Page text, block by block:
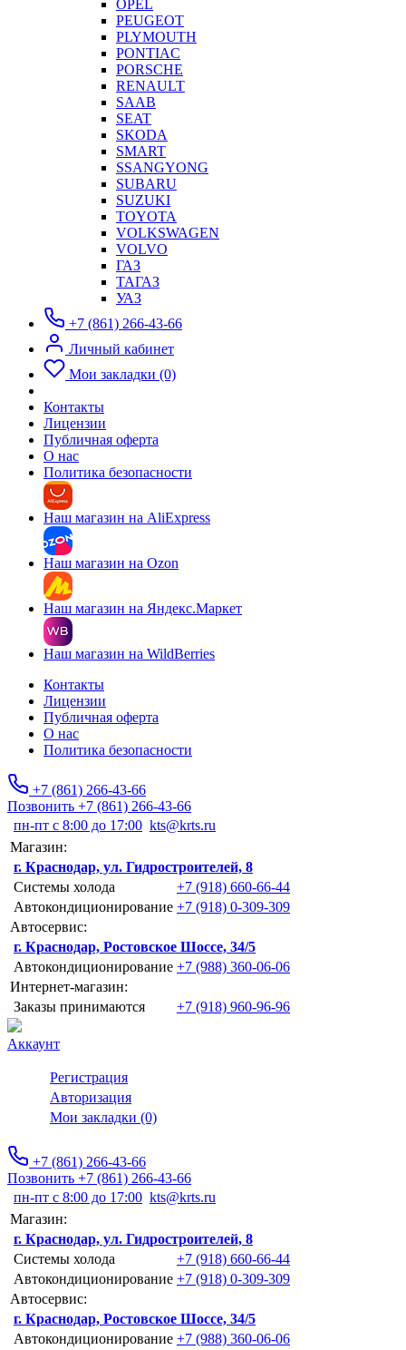
OPEL
PEUGEOT
PLYMOUTH
PONTIAC
PORSCHE
RENAULT
SAAB
SEAT
SKODA
SMART
SSANGYONG
SUBARU
SUZUKI
TOYOTA
VOLKSWAGEN
VOLVO
ГАЗ
ТАГАЗ
УАЗ
+7 (861) 266-43-66
Личный кабинет
Мои закладки (0)
Контакты
Лицензии
Публичная оферта
О нас
Политика безопасности
Наш магазин на AliExpress
Наш магазин на Ozon
Наш магазин на Яндекс.Маркет
Наш магазин на WildBerries
Контакты
Лицензии
Публичная оферта
О нас
Политика безопасности
+7 (861) 266-43-66
Позвонить +7 (861) 266-43-66
пн-пт с 8:00 до 17:00 kts@krts.ru
Магазин:
г. Краснодар, ул. Гидростроителей, 8
Системы холода
+7 (918) 660-66-44
Автокондиционирование +7 (918) 0-309-309
Автосервис:
г. Краснодар, Ростовское Шоссе, 34/5
Автокондиционирование +7 (988) 360-06-06
Интернет-магазин:
Заказы принимаются
+7 (918) 960-96-96
Аккаунт
Регистрация
Авторизация
Мои закладки (0)
+7 (861) 266-43-66
Позвонить +7 (861) 266-43-66
пн-пт с 8:00 до 17:00 kts@krts.ru
Магазин:
г. Краснодар, ул. Гидростроителей, 8
Системы холода
+7 (918) 660-66-44
Автокондиционирование +7 (918) 0-309-309
Автосервис:
г. Краснодар, Ростовское Шоссе, 34/5
Автокондиционирование +7 (988) 360-06-06